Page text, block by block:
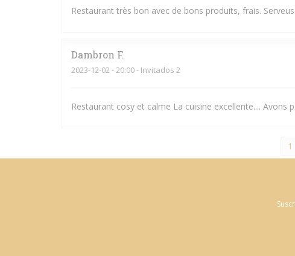
Restaurant très bon avec de bons produits, frais.
Dambron F
2023-12-02 - 20:00 - Invitados 2
Restaurant cosy et calme La cuisine excellente.... Avons
1